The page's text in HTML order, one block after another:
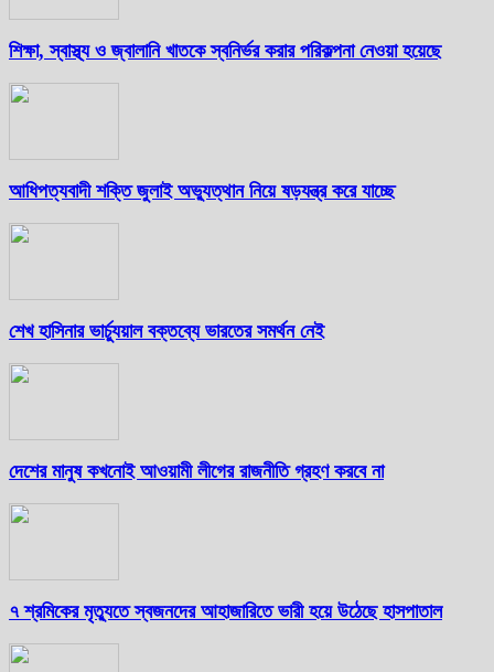
শিক্ষা, স্বাস্থ্য ও জ্বালানি খাতকে স্বনির্ভর করার পরিকল্পনা নেওয়া হয়েছে
আধিপত্যবাদী শক্তি জুলাই অভ্যুত্থান নিয়ে ষড়যন্ত্র করে যাচ্ছে
শেখ হাসিনার ভার্চ্যুয়াল বক্তব্যে ভারতের সমর্থন নেই
দেশের মানুষ কখনোই আওয়ামী লীগের রাজনীতি গ্রহণ করবে না
৭ শ্রমিকের মৃত্যুতে স্বজনদের আহাজারিতে ভারী হয়ে উঠেছে হাসপাতাল